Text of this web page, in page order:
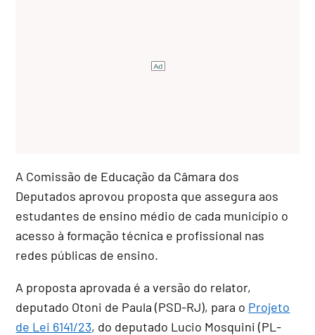
A Comissão de Educação da Câmara dos
Deputados aprovou proposta que assegura aos
estudantes de ensino médio de cada município o
acesso à formação técnica e profissional nas
redes públicas de ensino.
A proposta aprovada é a versão do relator,
deputado Otoni de Paula (PSD-RJ), para o Projeto
de Lei 6141/23, do deputado Lucio Mosquini (PL-